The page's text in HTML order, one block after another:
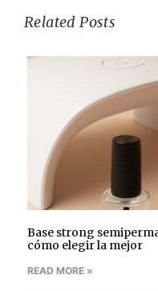
Related Posts
Base strong
cómo elegir la mejor
READ MORE »